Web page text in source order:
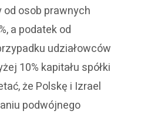
osob prawnych
a podatek od
udziałowców
10% kapitału spółki
że Polskę i Izrael
podwójnego